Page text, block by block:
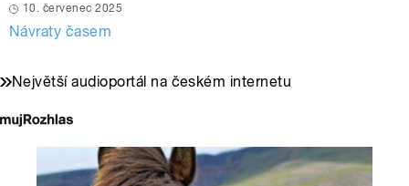
10. červenec 2025
Návraty časem
Největší audioportál na českém internetu